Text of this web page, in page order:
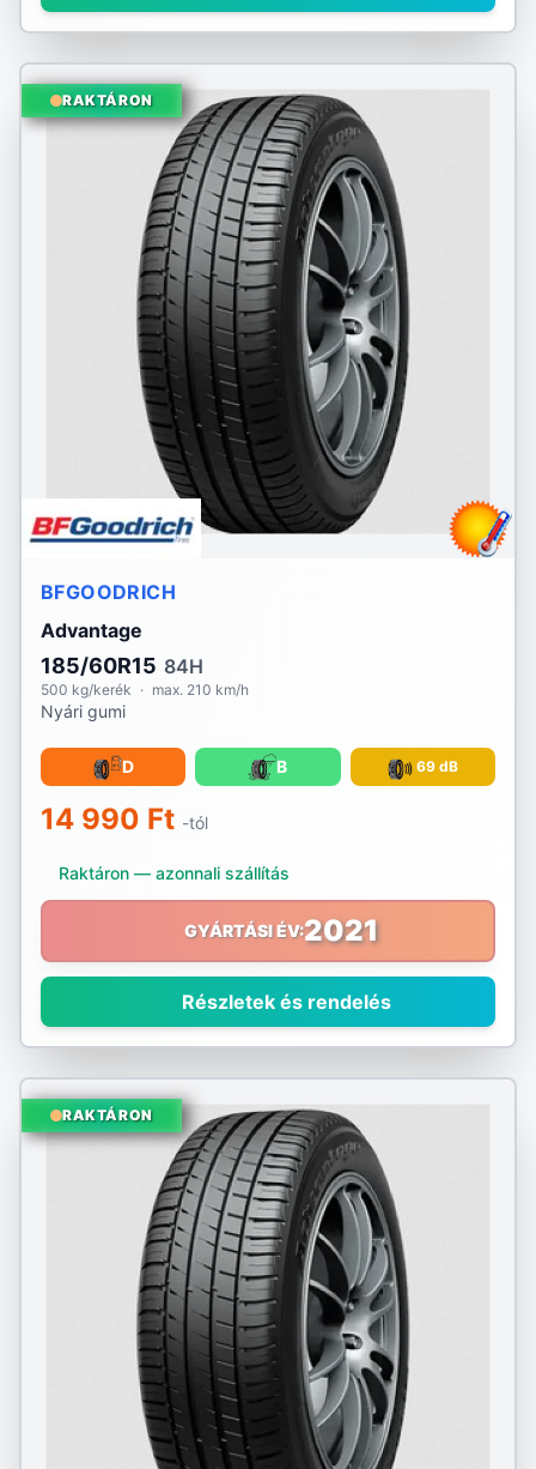
RAKTÁRON
BFGOODRICH
Advantage
185/60R15 84H
500 kg/kerék · max. 210 km/h
Nyári gumi
D B 69 dB
14 990 Ft -tól
Raktáron — azonnali szállítás
GYÁRTÁSI ÉV:2021
Részletek és rendelés
RAKTÁRON